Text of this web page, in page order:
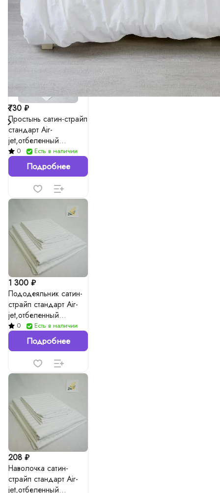
ХИТ СОВЕТУЕМ
730 ₽
Простынь сатин-страйп
стандарт Air-
jet,отбеленный
(1*1/3*3) 140г/м²
0 Есть в наличии
Подробнее
1 300 ₽
Пододеяльник сатин-
страйп стандарт Air-
jet,отбеленный
(1*1/3*3) 140г/м²
0 Есть в наличии
Подробнее
208 ₽
Наволочка сатин-
страйп стандарт Air-
jet,отбеленный